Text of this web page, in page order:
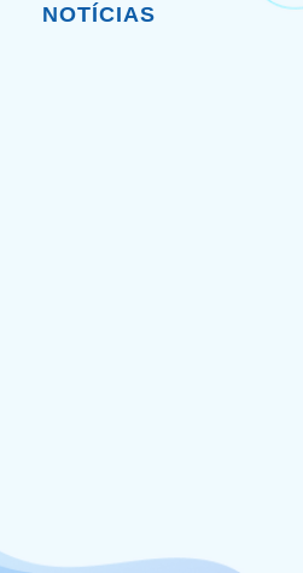
NOTÍCIAS